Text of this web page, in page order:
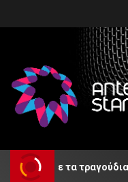
με τα τραγούδια του